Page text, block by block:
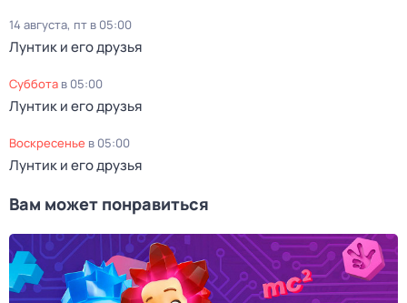
14 августа, пт в 05:00
Лунтик и его друзья
суббота в 05:00
Лунтик и его друзья
воскресенье в 05:00
Лунтик и его друзья
Вам может понравиться